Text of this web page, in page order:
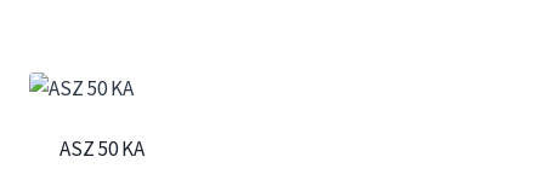
ASZ 50 KA